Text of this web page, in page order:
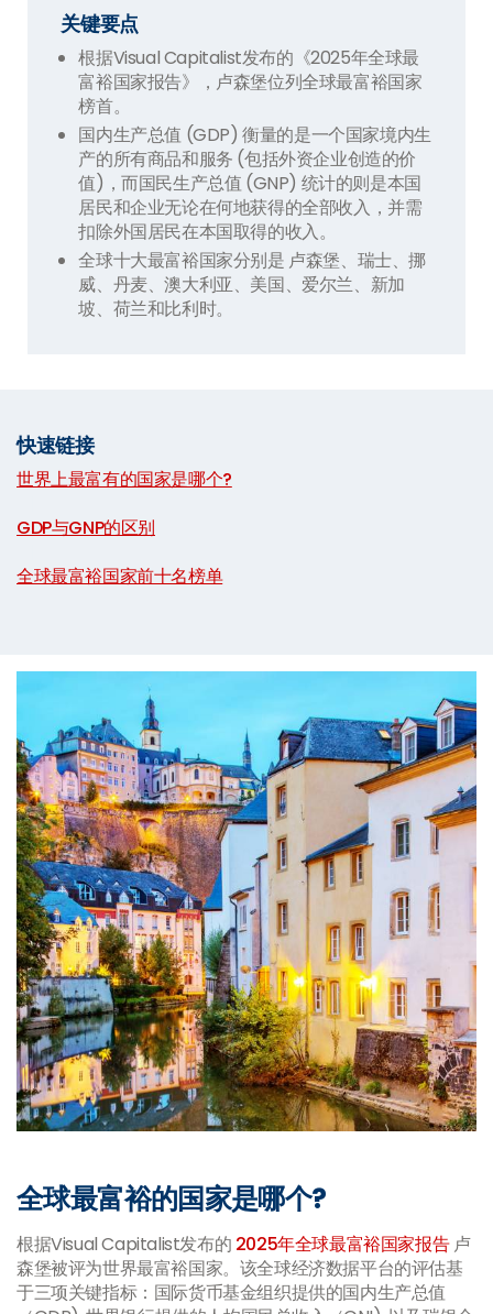
关键要点
根据Visual Capitalist发布的《2025年全球最
富裕国家报告》，卢森堡位列全球最富裕国家
榜首。
国内生产总值 (GDP) 衡量的是一个国家境内生
产的所有商品和服务 (包括外资企业创造的价
值)，而国民生产总值 (GNP) 统计的则是本国
居民和企业无论在何地获得的全部收入，并需
扣除外国居民在本国取得的收入。
全球十大最富裕国家分别是 卢森堡、瑞士、挪
威、丹麦、澳大利亚、美国、爱尔兰、新加
坡、荷兰和比利时。
快速链接
世界上最富有的国家是哪个?
GDP与GNP的区别
全球最富裕国家前十名榜单
全球最富裕的国家是哪个?
根据Visual Capitalist发布的 2025年全球最富裕国家报告卢
森堡被评为世界最富裕国家。该全球经济数据平台的评估基
于三项关键指标：国际货币基金组织提供的国内生产总值